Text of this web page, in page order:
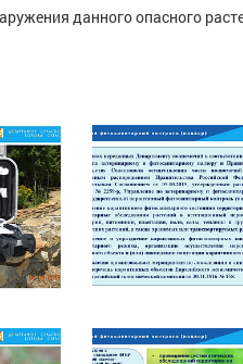
данного опасного